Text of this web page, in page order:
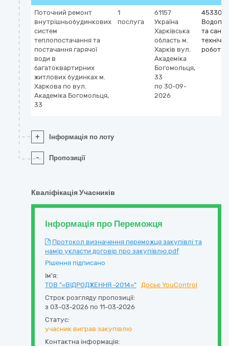
Поточний ремонт
внутрішньобудинкових
систем
теплопостачання та
постачання гарячої
води в
багатоквартирних
житлових будинках м.
Харкова по вул.
Академіка Богомольця,
33
1
послуга
61157
Україна
Харківська
область м.
Харків вул.
Академіка
Богомольця,
33
по 30-09-
2026
та
технічні
роботи
+ Інформація по лоту
- Пропозиції
Кваліфікація Учасників
Інформація про Переможця
Протокол визначення переможця закупівлі та
намір укласти договір про закупівлю.pdf
Рішення підписано
Ім'я:
ТОВ "«ВІДРОДЖЕННЯ -2014»"
Досьє YouControl
Строк розгляду пропозиції:
з 03-03-2026 по 11-03-2026
Статус:
учасник виграв закупівлю
Контактна інформація: